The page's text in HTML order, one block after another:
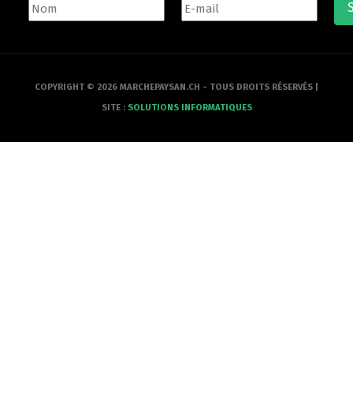
COPYRIGHT © 2026 MARCHEPAYSAN.CH - TOUS DROITS RÉSERVÉS |
SITE : SOLUTIONS INFORMATIQUES